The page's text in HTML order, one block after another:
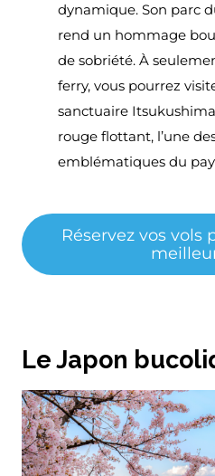
dynamique. Son parc
rend un hommage
de sobriété. À
ferry, vous pourrez
sanctuaire
rouge flottant, l’une
emblématiques du
Réservez vos vols
Le Japon